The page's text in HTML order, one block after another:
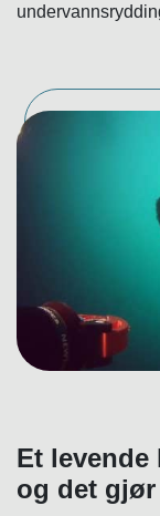
Et
og det